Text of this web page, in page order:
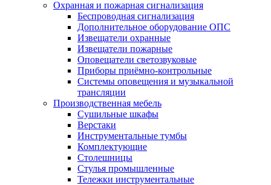
Охранная и пожарная сигнализация
Беспроводная сигнализация
Дополнительное оборудование ОПС
Извещатели охранные
Извещатели пожарные
Оповещатели светозвуковые
Приборы приёмно-контрольные
Системы оповещения и музыкальной
трансляции
Производственная мебель
Cушильные шкафы
Верстаки
Инструментальные тумбы
Комплектующие
Столешницы
Стулья промышленные
Тележки инструментальные